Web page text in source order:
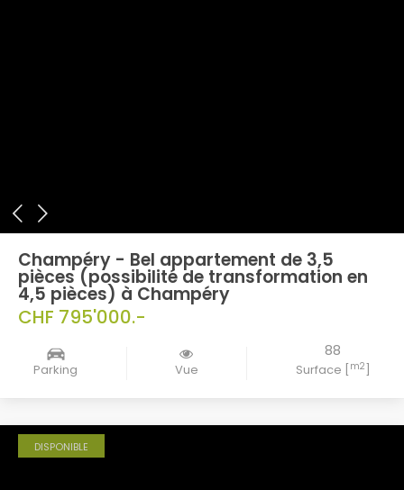
Champéry - Bel appartement de 3,5
pièces (possibilité de transformation en
4,5 pièces) à Champéry
CHF 795'000.-
Parking Vue
88
Surface [m2]
DISPONIBLE